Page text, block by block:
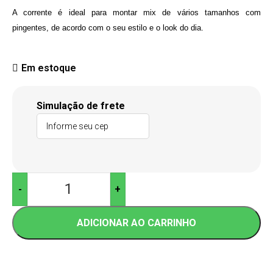
A corrente é ideal para montar mix de vários tamanhos com
pingentes, de acordo com o seu estilo e o look do dia.
Em estoque
Simulação de frete
- +
ADICIONAR AO CARRINHO